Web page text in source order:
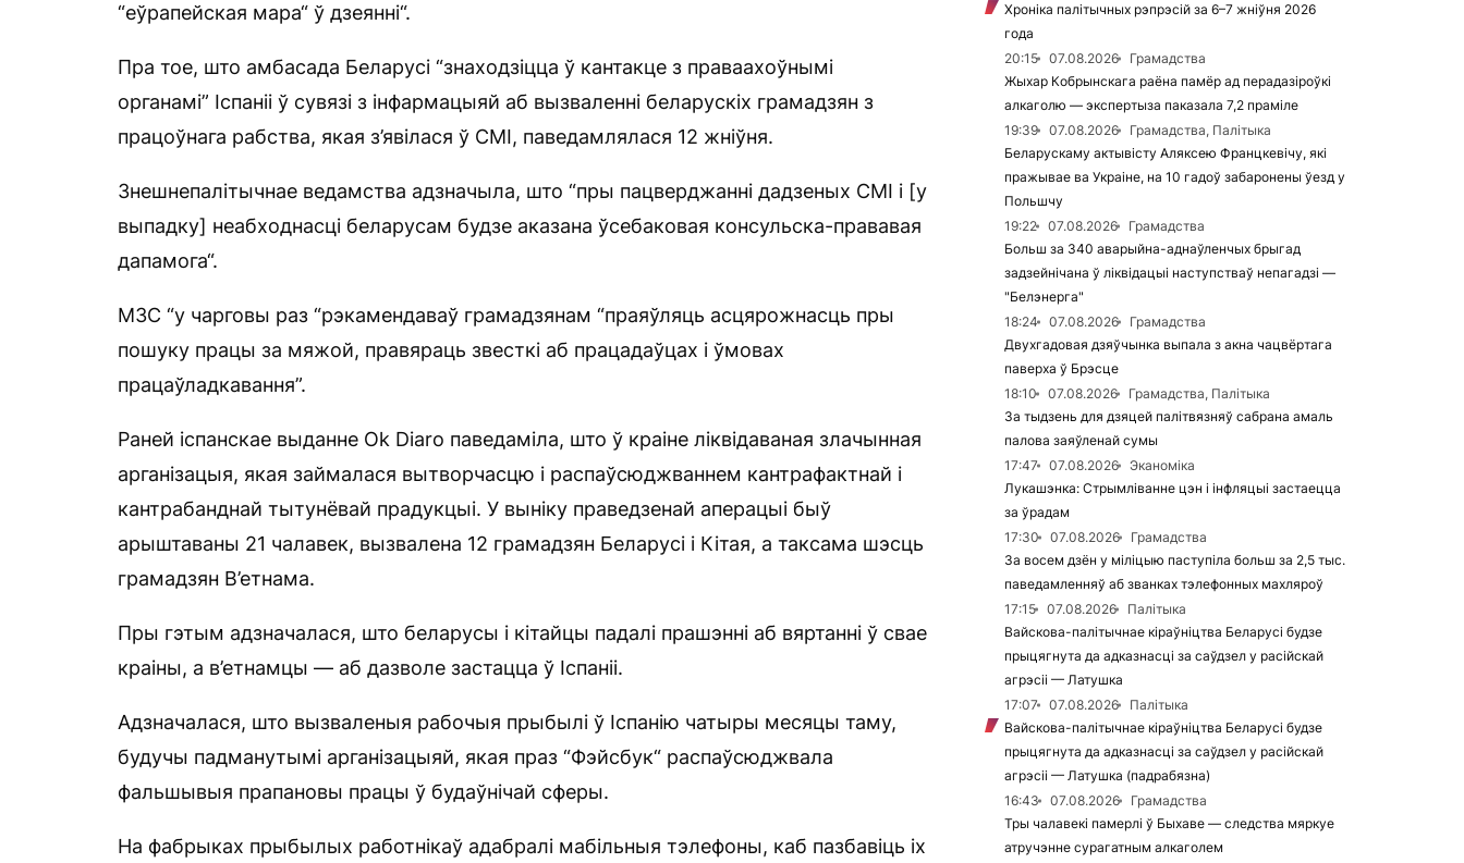
“еўрапейская мара“ ў дзеянні“.
Пра тое, што амбасада Беларусі “знаходзіцца ў кантакце з праваахоўнымі
органамі” Іспаніі ў сувязі з інфармацыяй аб вызваленні беларускіх грамадзян з
працоўнага рабства, якая з’явілася ў СМІ, паведамлялася 12 жніўня.
Знешнепалітычнае ведамства адзначыла, што “пры пацверджанні дадзеных СМІ і [у
выпадку] неабходнасці беларусам будзе аказана ўсебаковая консульска-прававая
дапамога“.
МЗС “у чарговы раз “рэкамендаваў грамадзянам “праяўляць асцярожнасць пры
пошуку працы за мяжой, правяраць звесткі аб працадаўцах і ўмовах
працаўладкавання”.
Раней іспанскае выданне Ok Diaro паведаміла, што ў краіне ліквідаваная злачынная
арганізацыя, якая займалася вытворчасцю і распаўсюджваннем кантрафактнай і
кантрабанднай тытунёвай прадукцыі. У выніку праведзенай аперацыі быў
арыштаваны 21 чалавек, вызвалена 12 грамадзян Беларусі і Кітая, а таксама шэсць
грамадзян В’етнама.
Пры гэтым адзначалася, што беларусы і кітайцы падалі прашэнні аб вяртанні ў свае
краіны, а в’етнамцы — аб дазволе застацца ў Іспаніі.
Адзначалася, што вызваленыя рабочыя прыбылі ў Іспанію чатыры месяцы таму,
будучы падманутымі арганізацыяй, якая праз “Фэйсбук“ распаўсюджвала
фальшывыя прапановы працы ў будаўнічай сферы.
На фабрыках прыбылых работнікаў адабралі мабільныя тэлефоны, каб пазбавіць іх
Хроніка палітычных рэпрэсій за 6–7 жніўня 2026
года
20:15
07.08.2026
Грамадства
Жыхар Кобрынскага раёна памёр ад перадазіроўкі
алкаголю — экспертыза паказала 7,2 праміле
19:39
07.08.2026
Грамадства, Палітыка
Беларускаму актывісту Аляксею Францкевічу, які
пражывае ва Украіне, на 10 гадоў забаронены ўезд у
Польшчу
19:22
07.08.2026
Грамадства
Больш за 340 аварыйна-аднаўленчых брыгад
задзейнічана ў ліквідацыі наступстваў непагадзі —
"Белэнерга"
18:24
07.08.2026
Грамадства
Двухгадовая дзяўчынка выпала з акна чацвёртага
паверха ў Брэсце
18:10
07.08.2026
Грамадства, Палітыка
За тыдзень для дзяцей палітвязняў сабрана амаль
палова заяўленай сумы
17:47
07.08.2026
Эканоміка
Лукашэнка: Стрымліванне цэн і інфляцыі застаецца
за ўрадам
17:30
07.08.2026
Грамадства
За восем дзён у міліцыю паступіла больш за 2,5 тыс.
паведамленняў аб званках тэлефонных махляроў
17:15
07.08.2026
Палітыка
Вайскова-палітычнае кіраўніцтва Беларусі будзе
прыцягнута да адказнасці за саўдзел у расійскай
агрэсіі — Латушка
17:07
07.08.2026
Палітыка
Вайскова-палітычнае кіраўніцтва Беларусі будзе
прыцягнута да адказнасці за саўдзел у расійскай
агрэсіі — Латушка (падрабязна)
16:43
07.08.2026
Грамадства
Тры чалавекі памерлі ў Быхаве — следства мяркуе
атручэнне сурагатным алкаголем